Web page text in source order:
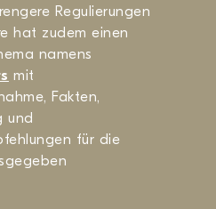
Regulierungen
hat zudem einen
namens
mit
Fakten,
und
für die